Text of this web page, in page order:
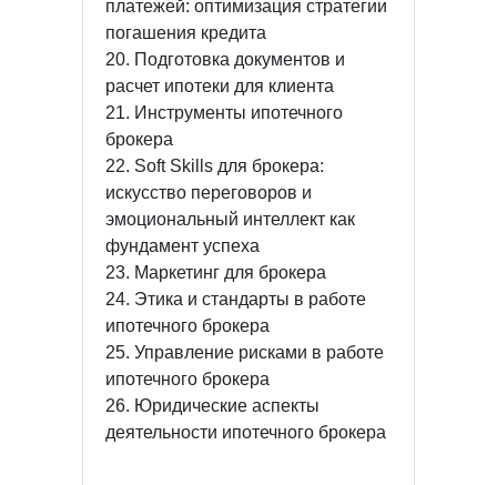
платежей: оптимизация стратегии
погашения кредита
20. Подготовка документов и
расчет ипотеки для клиента
21. Инструменты ипотечного
брокера
22. Soft Skills для брокера:
искусство переговоров и
эмоциональный интеллект как
фундамент успеха
23. Маркетинг для брокера
24. Этика и стандарты в работе
ипотечного брокера
25. Управление рисками в работе
ипотечного брокера
26. Юридические аспекты
деятельности ипотечного брокера